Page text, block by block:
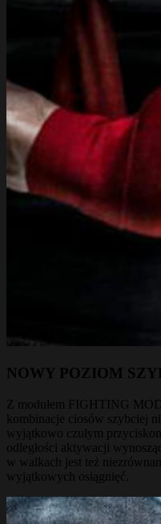
NOWY POZIOM
Z modułem FIGHTING
kombinacje ciosów szybciej
wyjątkowo czułym
odległości aktywacji
w walkach jest też
wyjątkowych osiągnięć.